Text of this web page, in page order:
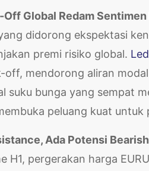
Global Redam
didorong ekspektasi
premi risiko global.
mendorong aliran
suku bunga yang sempat
peluang kuat untuk
Ada Potensi
H1, pergerakan harga